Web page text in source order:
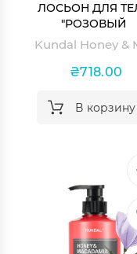
ЛОСЬОН ДЛЯ
"РОЗОВЫЙ
ГРЕЙПФРУТ"
KUNDAL HONEY
MACADAMIA
GRAPEFRUIT
₴718.00
В корзину